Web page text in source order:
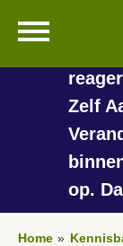
Naar hoofdinhoud
Naar
Naar zoeken
Ga naar Hoofd
Zelf
op.
Home